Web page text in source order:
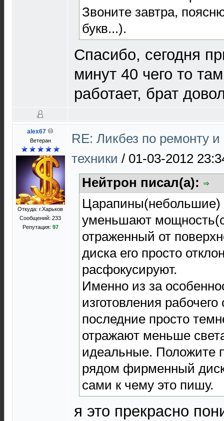
Звоните завтра,
букв...).
Спасибо, сегодня
минут 40 чего то
работает, брат
alex67
Ветеран
Откуда: г.Харьков
Сообщений: 233
Репутация: 97
RE: Ликбез по ремонту
техники / 01-03-2012
Нейтрон писал(а):
Царапины(небольшие)
уменьшают
отраженный от
диска его просто
расфокусируют.
Именно из за
изготовления
последние просто
отражают меньше
идеальные. Положите
рядом фирменный
сами к чему это пишу.
я это прекрасно